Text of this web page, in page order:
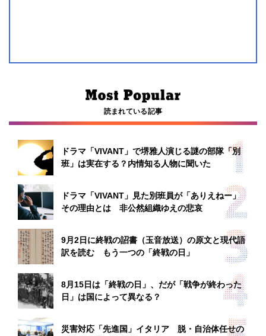
読まれている記事
ドラマ「VIVANT」で堺雅人演じる謎の部隊「別
班」は実在する？内情知る人物に聞いた
ドラマ「VIVANT」見た別班員が「ありえねー」
その理由とは 非公然組織ゆえの悲哀
9月2日に終戦の詔書（玉音放送）の原文と現代語
訳を読む もう一つの「終戦の日」
8月15日は「終戦の日」、だが「戦争が終わった
日」は国によって異なる？
災害対応「先進国」イタリア 脱・自治体任せの